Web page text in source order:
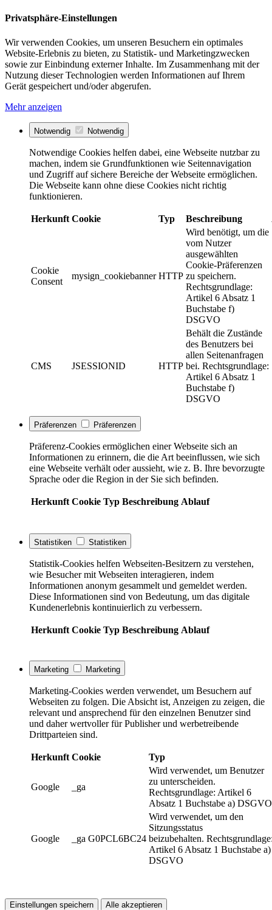
Privatsphäre-Einstellungen
Wir verwenden Cookies, um unseren Besuchern ein optimales
Website-Erlebnis zu bieten, zu Statistik- und Marketingzwecken
sowie zur Einbindung externer Inhalte. Im Zusammenhang mit der
Nutzung dieser Technologien werden Informationen auf Ihrem
Gerät gespeichert und/oder abgerufen.
Mehr anzeigen
Notwendig Notwendig
Notwendige Cookies helfen dabei, eine Webseite nutzbar zu
machen, indem sie Grundfunktionen wie Seitennavigation
und Zugriff auf sichere Bereiche der Webseite ermöglichen.
Die Webseite kann ohne diese Cookies nicht richtig
funktionieren.
Herkunft Cookie Typ Beschreibung
Cookie
Consent
mysign_cookiebanner HTTP
Wird benötigt, um die
vom Nutzer
ausgewählten
Cookie-Präferenzen
zu speichern.
Rechtsgrundlage:
Artikel 6 Absatz 1
Buchstabe f)
DSGVO
CMS JSESSIONID HTTP
Behält die Zustände
des Benutzers bei
allen Seitenanfragen
bei. Rechtsgrundlage:
Artikel 6 Absatz 1
Buchstabe f)
DSGVO
Präferenzen Präferenzen
Präferenz-Cookies ermöglichen einer Webseite sich an
Informationen zu erinnern, die die Art beeinflussen, wie sich
eine Webseite verhält oder aussieht, wie z. B. Ihre bevorzugte
Sprache oder die Region in der Sie sich befinden.
Herkunft Cookie Typ Beschreibung Ablauf
Statistiken Statistiken
Statistik-Cookies helfen Webseiten-Besitzern zu verstehen,
wie Besucher mit Webseiten interagieren, indem
Informationen anonym gesammelt und gemeldet werden.
Diese Informationen sind von Bedeutung, um das digitale
Kundenerlebnis kontinuierlich zu verbessern.
Herkunft Cookie Typ Beschreibung Ablauf
Marketing Marketing
Marketing-Cookies werden verwendet, um Besuchern auf
Webseiten zu folgen. Die Absicht ist, Anzeigen zu zeigen, die
relevant und ansprechend für den einzelnen Benutzer sind
und daher wertvoller für Publisher und werbetreibende
Drittparteien sind.
Herkunft Cookie Typ
Google _ga
Wird verwendet, um Benutzer
zu unterscheiden.
Rechtsgrundlage: Artikel 6
Absatz 1 Buchstabe a) DSGVO
Google _ga G0PCL6BC24
Wird verwendet, um den
Sitzungsstatus
beizubehalten.
Artikel 6 Absatz 1 Buchstabe a)
DSGVO
Einstellungen speichern Alle akzeptieren